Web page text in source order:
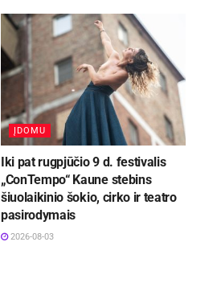
ĮDOMU
Iki pat rugpjūčio 9 d. festivalis
„ConTempo“ Kaune stebins
šiuolaikinio šokio, cirko ir teatro
pasirodymais
2026-08-03